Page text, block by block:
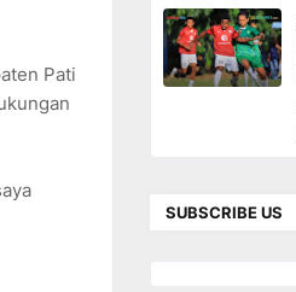
Pati
SUBSCRIBE US